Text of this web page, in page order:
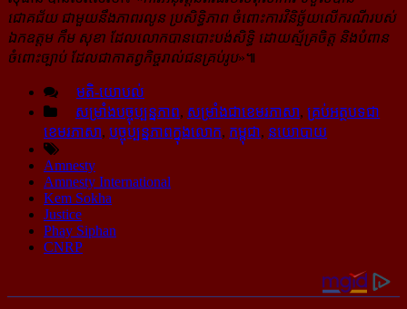
ជោគជ័យ ជា​មួយ​នឹងភាពរលូន ប្រសិទ្ធិភាព ចំពោះ​ការ​វិនិច្ឆ័យ​លើ​ករណី​របស់
ឯកឧត្តម កឹម សុខា ដែលលោកបាន​បោះបង់​សិទ្ធិ ដោយស័្មគ្រចិត្ត និងបំពាន
ចំពោះច្បាប់ ដែល​ជា​កាតព្វកិច្ចរាល់ជនគ្រប់រូប»៕
មតិ-យោបល់
សម្រាំងបច្ចុប្បន្នភាព, សម្រាំងជាខេមរភាសា, គ្រប់អត្ថបទជា
ខេមរភាសា, បច្ចុប្បន្នភាពក្នុងលោក, កម្ពុជា, នយោបាយ
Amnesty
Amnesty International
Kem Sokha
Justice
Phay Siphan
CNRP